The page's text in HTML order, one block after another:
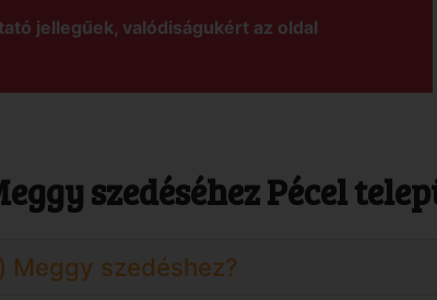
jellegűek, valódiságukért az oldal
szedéséhez Pécel
Meggy szedéshez?